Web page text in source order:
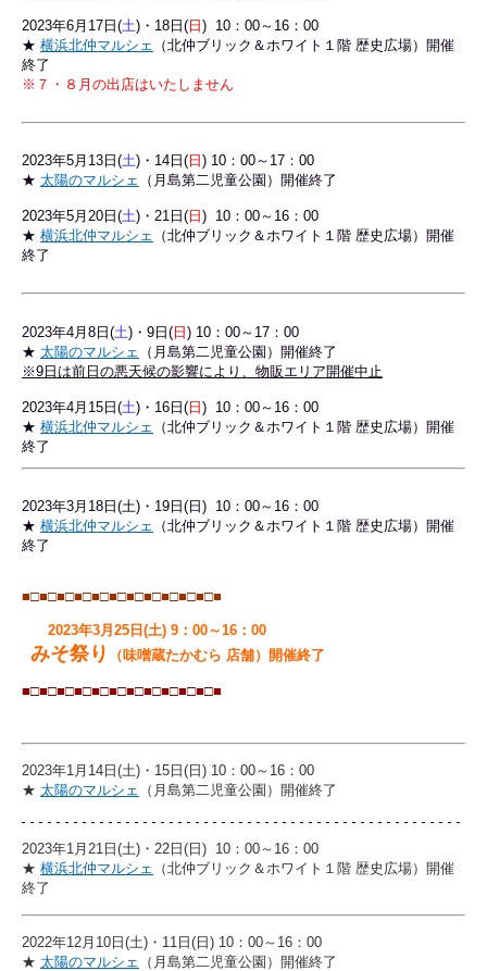
2023年6月17日(土)・18日( 日 ) 10：00～16：00
★ 横浜北仲マルシェ （北仲ブリック＆ホワイト１階 歴史広場）開催
終了
※７・８月の出店はいたしません
2023年5月13日(土)・14日( 日 ) 10：00～17：00
★ 太陽のマルシェ （月島第二児童公園）開催終了
2023年5月20日(土)・21日( 日 ) 10：00～16：00
★ 横浜北仲マルシェ （北仲ブリック＆ホワイト１階 歴史広場）開催
終了
2023年4月8日(土)・9日( 日 ) 10：00～17：00
★ 太陽のマルシェ （月島第二児童公園）開催終了
※9日は前日の悪天候の影響により、物販エリア開催中止
2023年4月15日(土)・16日( 日 ) 10：00～16：00
★ 横浜北仲マルシェ （北仲ブリック＆ホワイト１階 歴史広場）開催
終了
2023年3月18日(土)・19日(日) 10：00～16：00
★ 横浜北仲マルシェ （北仲ブリック＆ホワイト１階 歴史広場）開催
終了
■□■□■□■□■□■□■□■□■□■□■□■
2023年3月25日(土) 9：00～16：00
みそ祭り （味噌蔵たかむら 店舗）開催終了
■□■□■□■□■□■□■□■□■□■□■□■
2023年1月14日(土)・15日(日) 10：00～16：00
★ 太陽のマルシェ （月島第二児童公園）開催終了
2023年1月21日(土)・22日(日) 10：00～16：00
★ 横浜北仲マルシェ
（北仲ブリック＆ホワイト１階 歴史広場）開催
終了
2022年12月10日(土)・11日(日) 10：00～16：00
★ 太陽のマルシェ （月島第二児童公園）開催終了